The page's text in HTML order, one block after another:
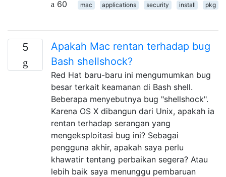
60 mac applications security install pkg
5
Apakah Mac rentan terhadap bug
Bash shellshock?
Red Hat baru-baru ini mengumumkan bug
besar terkait keamanan di Bash shell.
Beberapa menyebutnya bug "shellshock".
Karena OS X dibangun dari Unix, apakah ia
rentan terhadap serangan yang
mengeksploitasi bug ini? Sebagai
pengguna akhir, apakah saya perlu
khawatir tentang perbaikan segera? Atau
lebih baik saya menunggu pembaruan